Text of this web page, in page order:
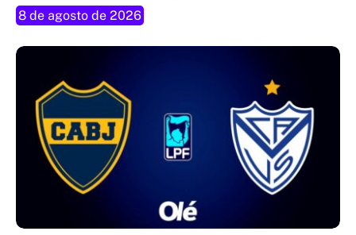
8 de agosto de 2026